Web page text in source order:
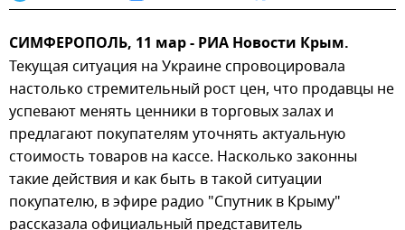
СИМФЕРОПОЛЬ, 11 мар - РИА Новости Крым.
Текущая ситуация на Украине спровоцировала
настолько стремительный рост цен, что продавцы не
успевают менять ценники в торговых залах и
предлагают покупателям уточнять актуальную
стоимость товаров на кассе. Насколько законны
такие действия и как быть в такой ситуации
покупателю, в эфире радио "Спутник в Крыму"
рассказала официальный представитель